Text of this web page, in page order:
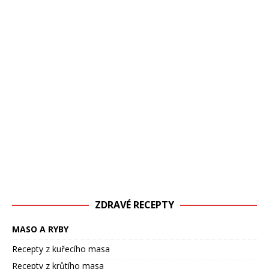
ZDRAVÉ RECEPTY
MASO A RYBY
Recepty z kuřecího masa
Recepty z krůtího masa